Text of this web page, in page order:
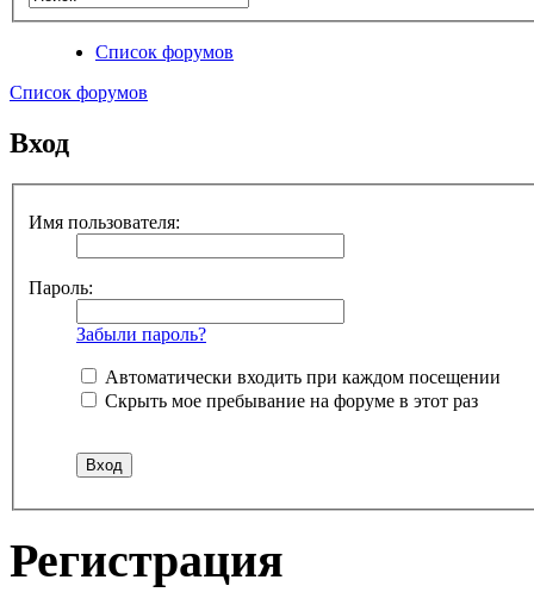
Список форумов
Список форумов
Вход
Имя пользователя:
Пароль:
Забыли пароль?
Автоматически входить при каждом посещении
Скрыть мое пребывание на форуме в этот раз
Регистрация